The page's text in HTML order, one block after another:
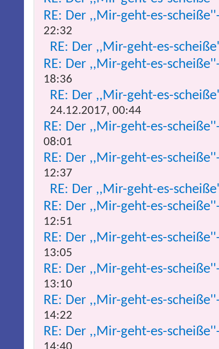
RE: Der ,,Mir-geht-es-
22:32
RE: Der ,,Mir-geht-es-
RE: Der ,,Mir-geht-es-
18:36
RE: Der ,,Mir-geht-es-
24.12.2017, 00:44
RE: Der ,,Mir-geht-es-
08:01
RE: Der ,,Mir-geht-es-
12:37
RE: Der ,,Mir-geht-es-
RE: Der ,,Mir-geht-es-
12:51
RE: Der ,,Mir-geht-es-
13:05
RE: Der ,,Mir-geht-es-
13:10
RE: Der ,,Mir-geht-es-
14:22
RE: Der ,,Mir-geht-es-